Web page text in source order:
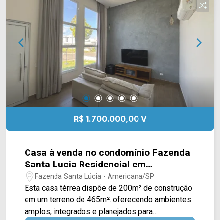
Supermercados Pague Menos e Delta
Supermercados, além de farmácias, escolas e
outros serviços essenciais. A região também
oferece fácil acesso à Avenida Brasil e à Rodovia
Luiz de Queiroz (SP-304), facilitando os
deslocamentos por Americana e região. Entre em
contato com a equipe da Arbix Imóveis e agende
sua visita! WhatsApp e telefone: (19) 3475-4546
Arbix Imóveis - Presente em cada momento.
R$ 1.700.000,00 V
Casa à venda no condomínio Fazenda
Santa Lucia Residencial em
Americana/SP
Fazenda Santa Lúcia - Americana/SP
Esta casa térrea dispõe de 200m² de construção
em um terreno de 465m², oferecendo ambientes
amplos, integrados e planejados para